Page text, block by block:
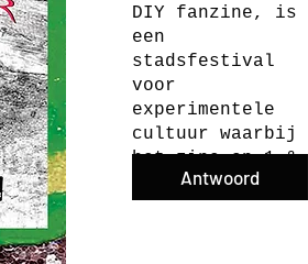
DIY fanzine, is
een
stadsfestival
voor
experimentele
cultuur waarbij
het zine op 1 &
2 oktober haar
papieren
Antwoord